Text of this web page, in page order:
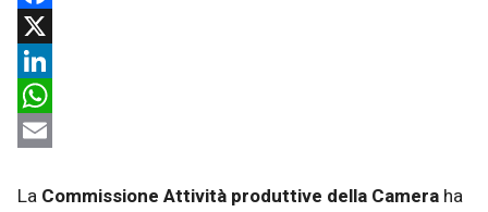
Facebook
X
LinkedIn
WhatsApp
La Commissione Attività produttive della Camera ha